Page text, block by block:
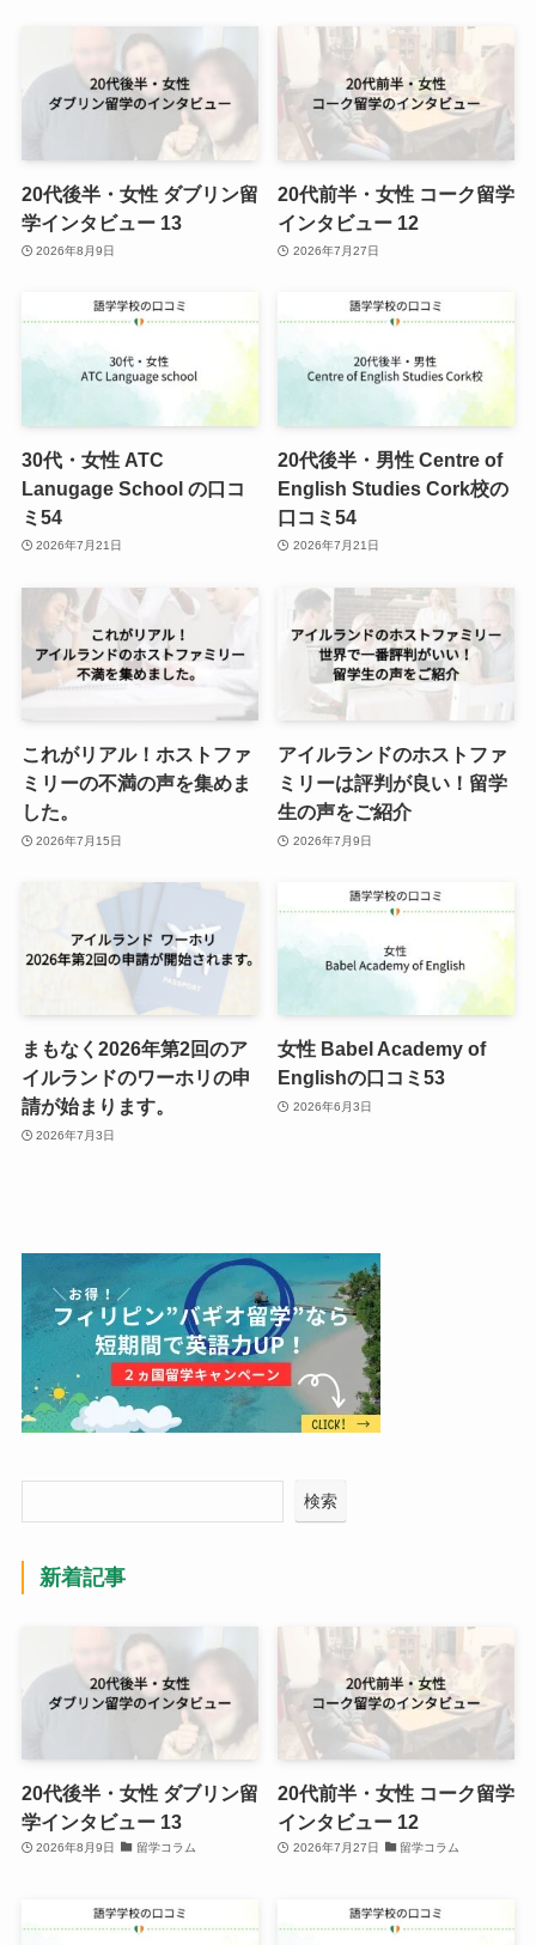
20代後半・女性 ダブリン留
学インタビュー 13
2026年8月9日
20代前半・女性 コーク留学
インタビュー 12
2026年7月27日
30代・女性 ATC
Lanugage School の口コ
ミ54
2026年7月21日
20代後半・男性 Centre of
English Studies Cork校の
口コミ54
2026年7月21日
これがリアル！ホストファ
ミリーの不満の声を集めま
した。
2026年7月15日
アイルランドのホストファ
ミリーは評判が良い！留学
生の声をご紹介
2026年7月9日
まもなく2026年第2回のア
イルランドのワーホリの申
請が始まります。
2026年7月3日
女性 Babel Academy of
Englishの口コミ53
2026年6月3日
検索
新着記事
20代後半・女性 ダブリン留
学インタビュー 13
2026年8月9日 留学コラム
20代前半・女性 コーク留学
インタビュー 12
2026年7月27日 留学コラム